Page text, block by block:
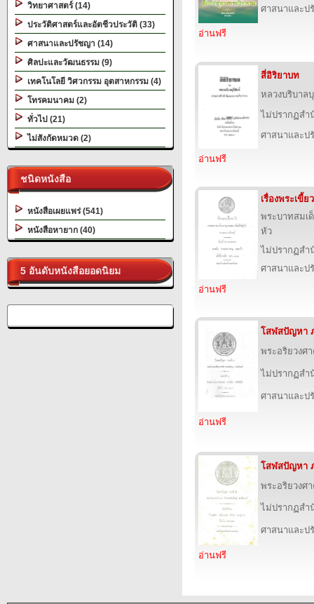
วิทยาศาสตร์ (14)
ประวัติศาสตร์และอัตชีวประวัติ (33)
ศาสนาและปรัชญา (14)
ศิลปะและวัฒนธรรม (9)
เทคโนโลยี วิศวกรรม อุตสาหกรรม (4)
โทรคมนาคม (2)
ทั่วไป (21)
ไม่สังกัดหมวด (2)
ชนิดหนังสือ
หนังสือเผยแพร่ (541)
หนังสือหายาก (40)
5 อันดับหนังสือยอดนิยม
ศาสนาและป
อ่านฟรี
สี่อิริยาบท
หลวงบริบา
ไม่ปรากฏส
ศาสนาและป
อ่านฟรี
เรื่องพระเขี้ย
พระบาทสมเ
หัว
ไม่ปรากฏส
ศาสนาและป
อ่านฟรี
โสฬสปัญหา
พระอริยวงศ
ไม่ปรากฏส
ศาสนาและป
อ่านฟรี
โสฬสปัญหา
พระอริยวงศ
ไม่ปรากฏส
ศาสนาและป
อ่านฟรี